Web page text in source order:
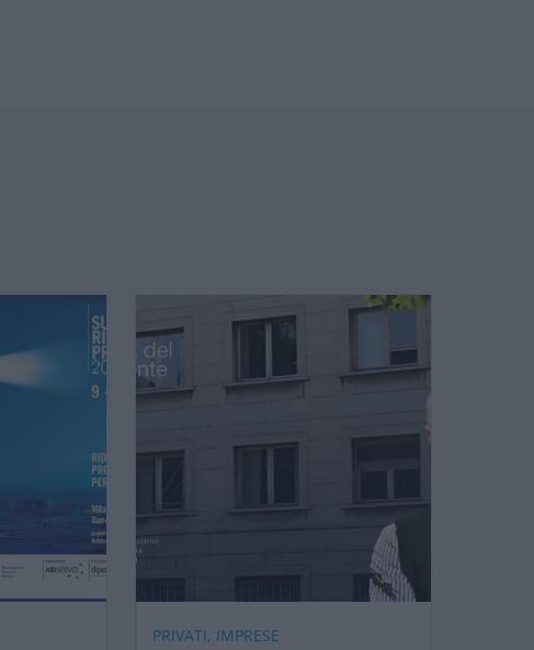
PRIVATI, IMPRESE